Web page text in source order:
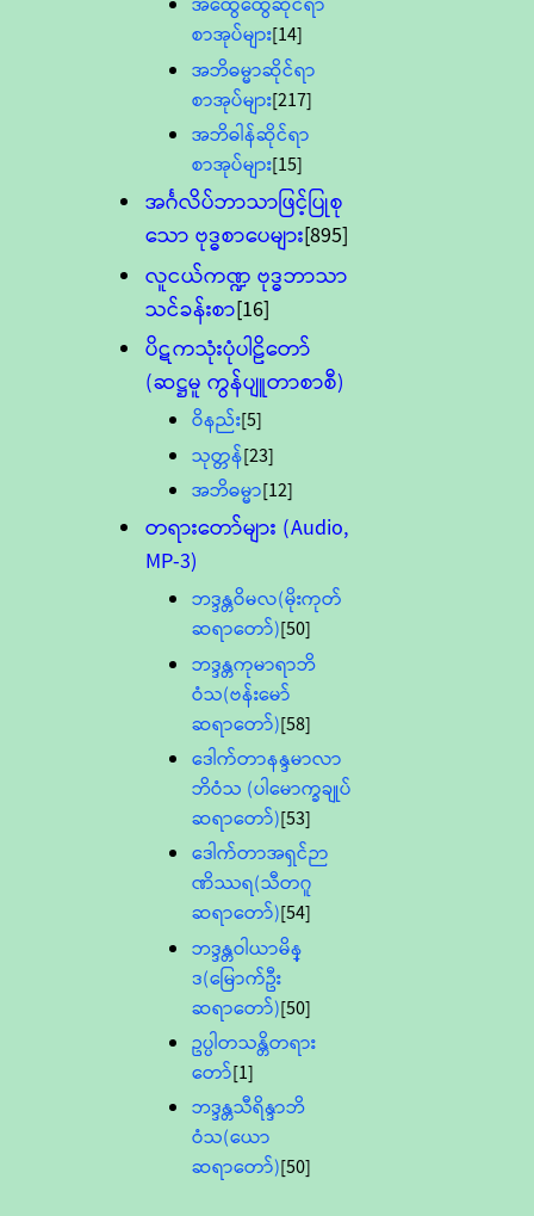
စာအုပ်များ[14]
အဘိဓမ္မာဆိုင်ရာ
စာအုပ်များ[217]
အဘိဓါန်ဆိုင်ရာ
စာအုပ်များ[15]
အင်္ဂလိပ်ဘာသာဖြင့်ပြုစု
သော ဗုဒ္ဓစာပေများ[895]
လူငယ်ကဏ္ဍ ဗုဒ္ဓဘာသာ
သင်ခန်းစာ[16]
ပိဋကသုံးပုံပါဠိတော်
(ဆဋ္ဌမူ ကွန်ပျူတာစာစီ)
ဝိနည်း[5]
သုတ္တန်[23]
အဘိဓမ္မာ[12]
တရားတော်များ (Audio,
MP-3)
ဘဒ္ဒန္တဝိမလ(မိုးကုတ်
ဆရာတော်)[50]
ဘဒ္ဒန္တကုမာရာဘိ
ဝံသ(ဗန်းမော်
ဆရာတော်)[58]
ဒေါက်တာနန္ဒမာလာ
ဘိဝံသ (ပါမောက္ခချုပ်
ဆရာတော်)[53]
ဒေါက်တာအရှင်ဉာ
ဏိဿရ(သီတဂူ
ဆရာတော်)[54]
ဘဒ္ဒန္တဝါယာမိန္
ဒ(မြောက်ဦး
ဆရာတော်)[50]
ဥပ္ပါတသန္တိတရား
တော်[1]
ဘဒ္ဒန္တသီရိန္ဒာဘိ
ဝံသ(ယော
ဆရာတော်)[50]